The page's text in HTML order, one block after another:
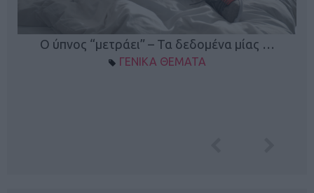
Ο ύπνος “μετράει” – Τα δεδομένα μίας …
ΓΕΝΙΚΑ ΘΕΜΑΤΑ